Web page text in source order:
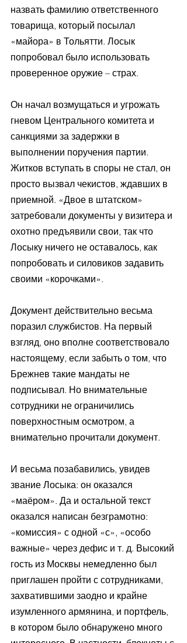
назвать фамилию ответственного
товарища, который посылал
«майора» в Тольятти. Лосык
попробовал было использовать
проверенное оружие – страх.
Он начал возмущаться и угрожать
гневом Центрального комитета и
санкциями за задержки в
выполнении поручения партии.
Житков вступать в споры не стал, он
просто вызвал чекистов, ждавших в
приемной. «Двое в штатском»
затребовали документы у визитера и
охотно предъявили свои, так что
Лосыку ничего не оставалось, как
попробовать и силовиков задавить
своими «корочками».
Документ действительно весьма
поразил службистов. На первый
взгляд, оно вполне соответствовало
настоящему, если забыть о том, что
Брежнев такие мандаты не
подписывал. Но внимательные
сотрудники не ограничились
поверхностным осмотром, а
внимательно прочитали документ.
И весьма позабавились, увидев
звание Лосыка: он оказался
«маёром». Да и остальной текст
оказался написан безграмотно:
«комиссия» с одной «с», «особо
важные» через дефис и т. д. Высокий
гость из Москвы немедленно был
приглашен пройти с сотрудниками,
захватившими заодно и крайне
изумленного армянина, и портфель,
в котором было обнаружено много